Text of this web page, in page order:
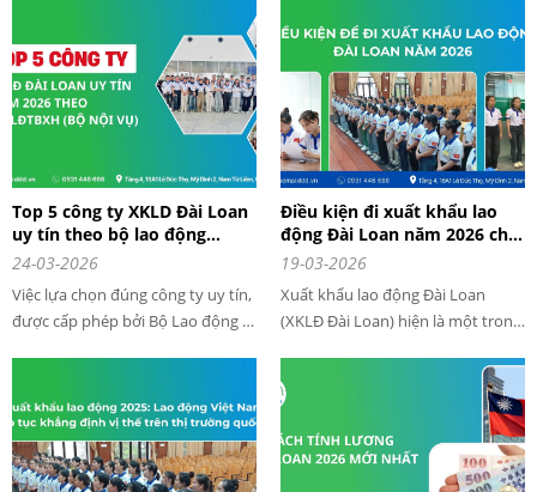
ngay từ đầu năm.
động tăng tỷ lệ trúng tuyển lên
đến 80%.
Top 5 công ty XKLD Đài Loan
uy tín theo bộ lao động
thương binh và xã hội (Bộ
24-03-2026
Việc lựa chọn đúng công ty uy tín,
được cấp phép bởi Bộ Lao động –
tránh rủi ro, tiết kiệm chi phí và
tăng tỷ lệ trúng tuyển.
Điều kiện đi xuất khẩu lao
động Đài Loan năm 2026 chi
tiết nhất
19-03-2026
Xuất khẩu lao động Đài Loan
(XKLĐ Đài Loan) hiện là một trong
đối với lao động Việt Nam nhờ
mức lương cao, chi phí thấp và cơ
hội tăng ca nhiều. Tuy nhiên, để
được sang Đài Loan làm việc hợp
pháp trong năm 2026, người lao